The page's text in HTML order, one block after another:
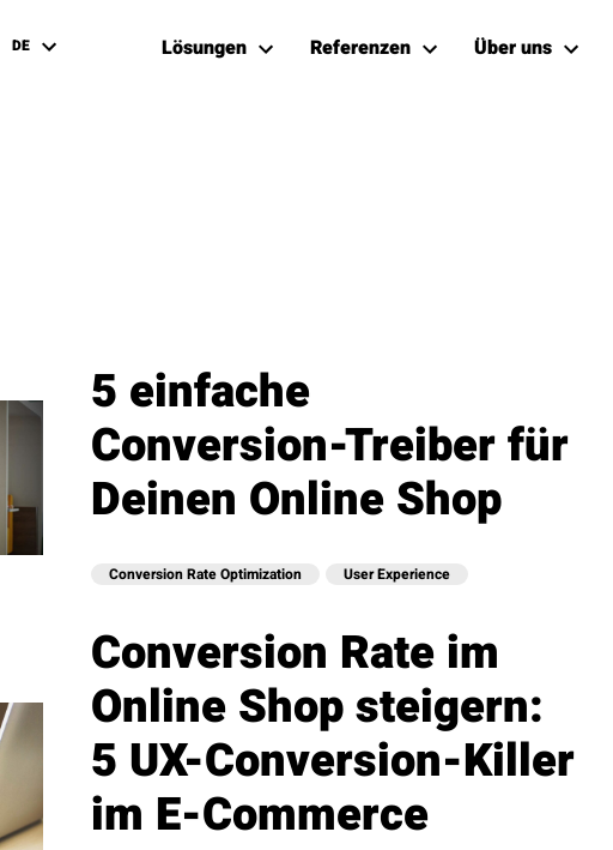
DE Lösungen Referenzen Über uns
5 einfache
Conversion-Treiber für
Deinen Online Shop
Conversion Rate Optimization User Experience
Conversion Rate im
Online Shop steigern:
5 UX-Conversion-Killer
im E-Commerce